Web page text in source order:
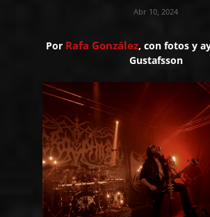
Abr 10, 2024
Por Rafa González, con fotos y
Gustafsson